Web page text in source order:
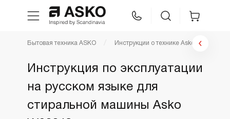
Техника для кухни
Бытовая техника ASKO Инструкции о технике Asko
Инструкция по эксплуатации
на русском языке для
стиральной машины Asko